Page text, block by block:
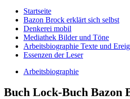
Startseite
Bazon Brock erklärt sich selbst
Denkerei mobil
Mediathek Bilder und Töne
Arbeitsbiographie Texte und
Essenzen der Leser
Arbeitsbiographie
Buch Lock-Buch Bazon